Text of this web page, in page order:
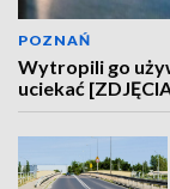
POZNAŃ
Wytropili go
uciekać